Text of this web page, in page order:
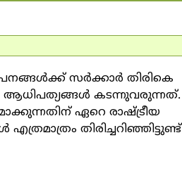
സര്‍ക്കാര്‍ തിരികെ
ആധിപത്യങ്ങള്‍ കടന്നുവരുന്നത്.
ഏറെ രാഷ്ട്രീയ
തിരിച്ചറിഞ്ഞിട്ടുണ്ട്